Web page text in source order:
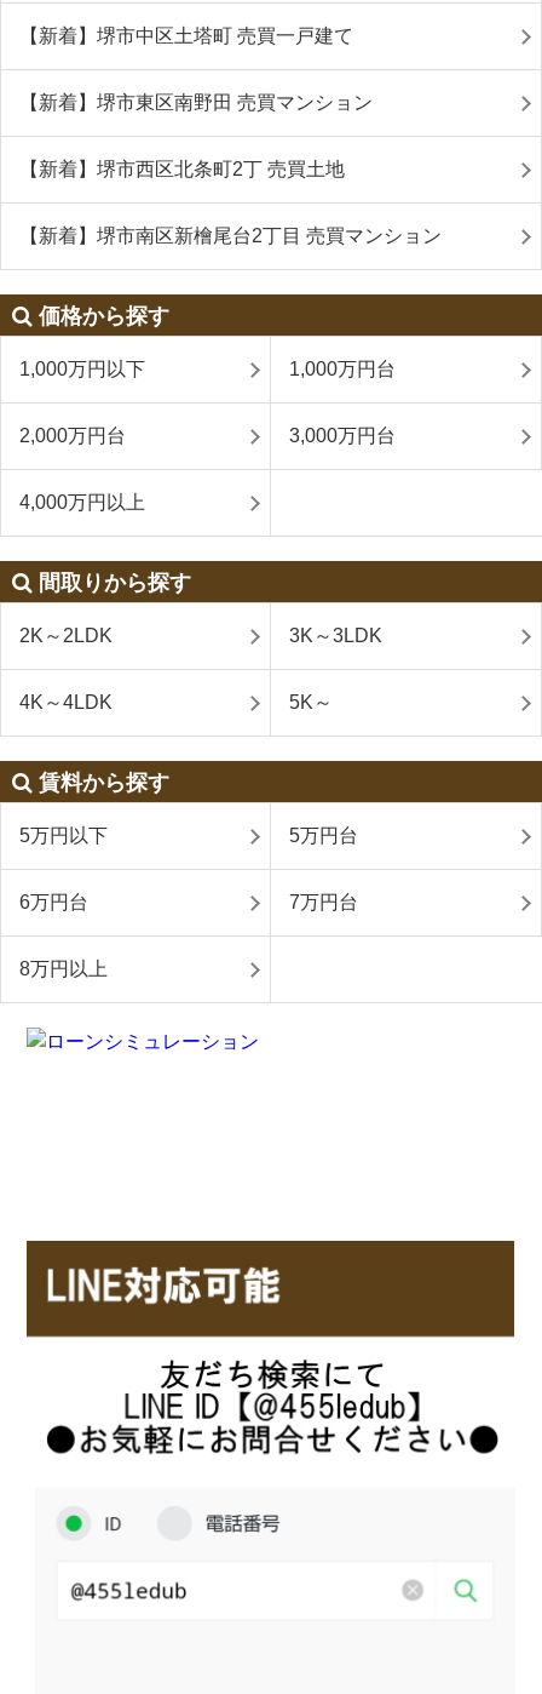
【新着】堺市中区土塔町 売買一戸建て
【新着】堺市東区南野田 売買マンション
【新着】堺市西区北条町2丁 売買土地
【新着】堺市南区新檜尾台2丁目 売買マンション
価格から探す
1,000万円以下 1,000万円台
2,000万円台 3,000万円台
4,000万円以上
間取りから探す
2K～2LDK 3K～3LDK
4K～4LDK 5K～
賃料から探す
5万円以下 5万円台
6万円台 7万円台
8万円以上